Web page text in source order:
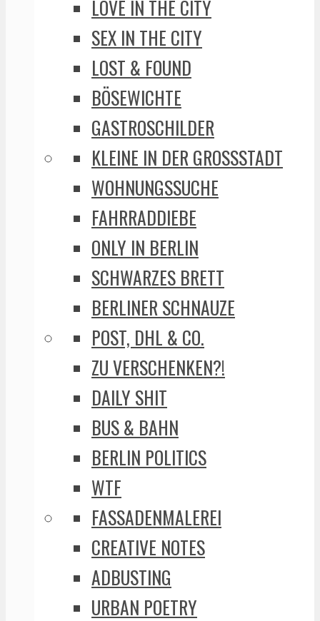
LOVE IN THE CITY
SEX IN THE CITY
LOST & FOUND
BÖSEWICHTE
GASTROSCHILDER
KLEINE IN DER GROSSSTADT
WOHNUNGSSUCHE
FAHRRADDIEBE
ONLY IN BERLIN
SCHWARZES BRETT
BERLINER SCHNAUZE
POST, DHL & CO.
ZU VERSCHENKEN?!
DAILY SHIT
BUS & BAHN
BERLIN POLITICS
WTF
FASSADENMALEREI
CREATIVE NOTES
ADBUSTING
URBAN POETRY